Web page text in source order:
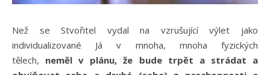
Než se Stvořitel vydal na vzrušující výlet jako
individualizované Já v mnoha, mnoha fyzických
tělech, neměl v plánu, že bude trpět a strádat a